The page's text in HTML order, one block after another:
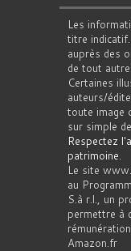
Les
titre
auprès des
de tout
Certaines
auteurs/
toute image
sur simple
Respectez
patrimoine.
Le site
au
S.à r.l., un
permettre à
Amazon.fr